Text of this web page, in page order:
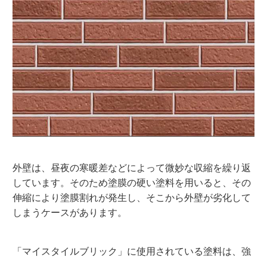
外壁は、昼夜の寒暖差などによって微妙な収縮を繰り返
しています。そのため塗膜の硬い塗料を用いると、その
伸縮により塗膜割れが発生し、そこから外壁が劣化して
しまうケースがあります。
「マイスタイルブリック」に使用されている塗料は、強